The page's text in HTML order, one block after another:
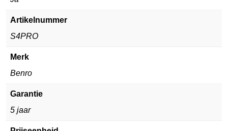
Artikelnummer
S4PRO
Merk
Benro
Garantie
5 jaar